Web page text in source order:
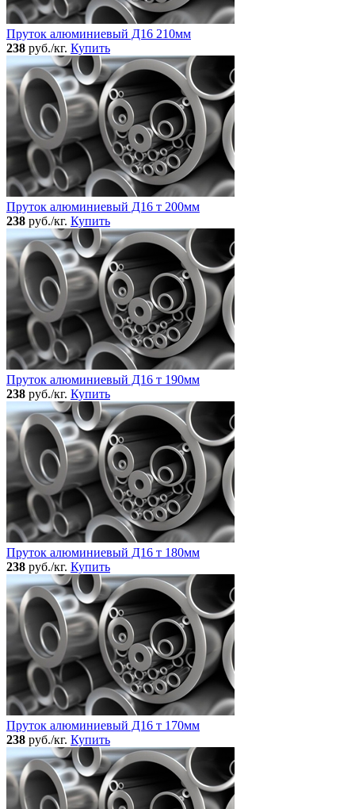
Пруток алюминиевый Д16 210мм
238 руб./кг. Купить
Пруток алюминиевый Д16 т 200мм
238 руб./кг. Купить
Пруток алюминиевый Д16 т 190мм
238 руб./кг. Купить
Пруток алюминиевый Д16 т 180мм
238 руб./кг. Купить
Пруток алюминиевый Д16 т 170мм
238 руб./кг. Купить